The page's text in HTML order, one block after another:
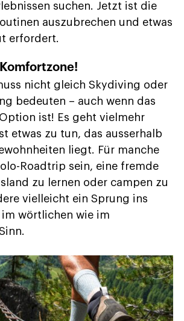
suchen. Jetzt ist die
auszubrechen und etwas
erfordert.
Komfortzone!
nicht gleich Skydiving oder
bedeuten – auch wenn das
ist! Es geht vielmehr
etwas zu tun, das ausserhalb
liegt. Für manche
Roadtrip sein, eine fremde
zu lernen oder campen zu
vielleicht ein Sprung ins
im wörtlichen wie im